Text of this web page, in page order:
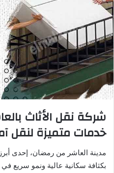
شركة نقل الأثاث
خدمات متميزة
مدينة العاشر من رمضان، إحدى
بكثافة سكانية عالية ونمو سريع